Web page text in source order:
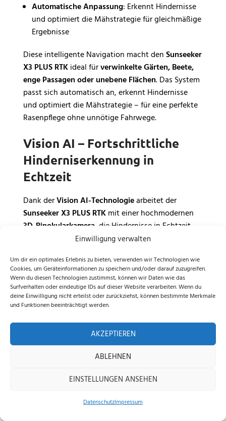
Einwilligung verwalten
Um dir ein optimales Erlebnis zu bieten, verwenden wir Technologien wie
Cookies, um Geräteinformationen zu speichern und/oder darauf zuzugreifen.
Wenn du diesen Technologien zustimmst, können wir Daten wie das
Surfverhalten oder eindeutige IDs auf dieser Website verarbeiten. Wenn du
deine Einwilligung nicht erteilst oder zurückziehst, können bestimmte Merkmale
und Funktionen beeinträchtigt werden.
AKZEPTIEREN
ABLEHNEN
EINSTELLUNGEN ANSEHEN
DatenschutzImpressum
Automatische Anpassung: Erkennt Hindernisse
und optimiert die Mähstrategie für gleichmäßige
Ergebnisse
Diese intelligente Navigation macht denSunseeker
X3 PLUS RTKideal fürverwinkelte Gärten, Beete,
enge Passagen oder unebene Flächen. Das System
passt sich automatisch an, erkennt Hindernisse
und optimiert die Mähstrategie – für eine perfekte
Rasenpflege ohne unnötige Fahrwege.
Vision AI – Fortschrittliche
Hinderniserkennung in
Echtzeit
Dank derVision AI-Technologiearbeitet der
Sunseeker X3 PLUS RTKmit einer hochmodernen
3D-Binokularkamera, die Hindernisse in Echtzeit
erkennt und das Mähverhalten anpasst.
Automatische Objekterkennung: Erkennt
Gartenmöbel, Spielzeug, Pflanzen oder Haustiere
Echtzeit-Scans: Analysiert die Umgebung
kontinuierlich und optimiert die Mähpfade
Sicheres Mähen: Verhindert Zusammenstöße
und schützt Rasenkanten
präzise Mähsystem mit Vision AI
den Garten navigiert. Selbst in komplexen
und umfährt sie intelligent – für einen